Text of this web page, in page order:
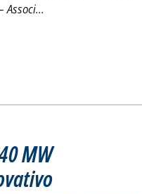
Associ...
MW